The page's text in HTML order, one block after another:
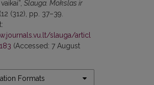
Slauga. Mokslas ir
(312), pp. 37–39.
slauga/articl
(Accessed: 7 August
Formats